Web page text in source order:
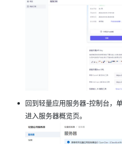
回到轻量应用服务器-控制台，
进入服务器概览页。